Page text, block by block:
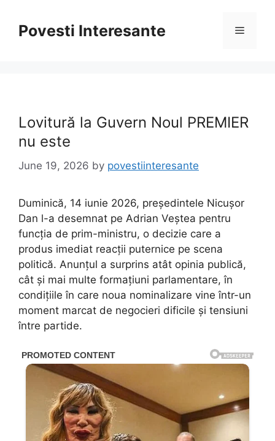
contentPovesti Interesante Menu
Lovitură la Guvern Noul PREMIER
nu este
June 19, 2026 by povestiinteresante
Duminică, 14 iunie 2026, președintele Nicușor
Dan l-a desemnat pe Adrian Veștea pentru
funcția de prim-ministru, o decizie care a
produs imediat reacții puternice pe scena
politică. Anunțul a surprins atât opinia publică,
cât și mai multe formațiuni parlamentare, în
condițiile în care noua nominalizare vine într-un
moment marcat de negocieri dificile și tensiuni
între partide.